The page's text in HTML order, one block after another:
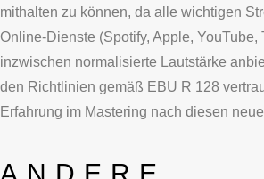
mithalten zu können, da alle wichtigen
Online-Dienste (Spotify, Apple, YouTube,
inzwischen normalisierte Lautstärke
den Richtlinien gemäß EBU R 128
Erfahrung im Mastering nach diesen